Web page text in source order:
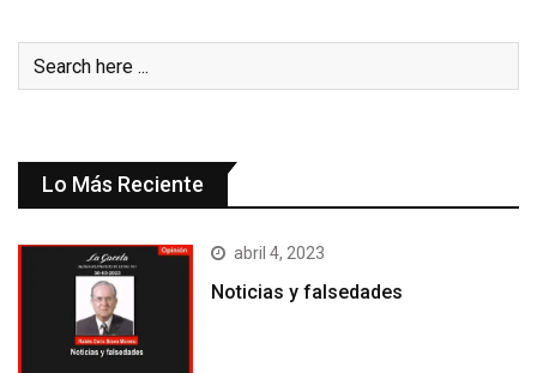
Lo Más Reciente
abril 4, 2023
Noticias y falsedades